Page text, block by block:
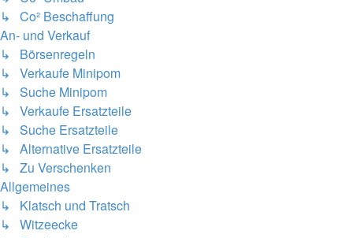
↳ Co² Beschaffung
An- und Verkauf
↳ Börsenregeln
↳ Verkaufe Minipom
↳ Suche Minipom
↳ Verkaufe Ersatzteile
↳ Suche Ersatzteile
↳ Alternative Ersatzteile
↳ Zu Verschenken
Allgemeines
↳ Klatsch und Tratsch
↳ Witzeecke